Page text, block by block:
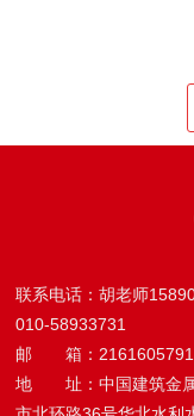
联系电话：胡老师
010-58933731
邮 箱：
地 址：中国建筑金属